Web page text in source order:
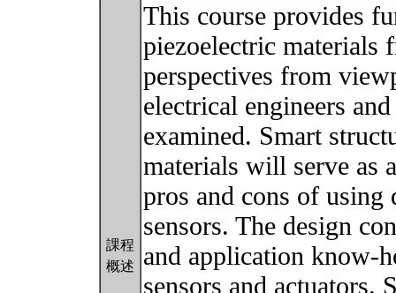
課程
概述
This course provides
piezoelectric materials
perspectives from
electrical engineers
examined. Smart
materials will serve as
pros and cons of using
sensors. The design
and application know-
sensors and